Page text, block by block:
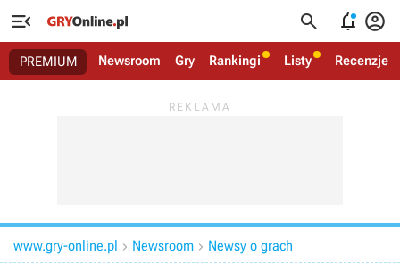
   
PREMIUM Newsroom Gry Rankingi Listy Recenzje
www.gry-online.pl  Newsroom  Newsy o grach